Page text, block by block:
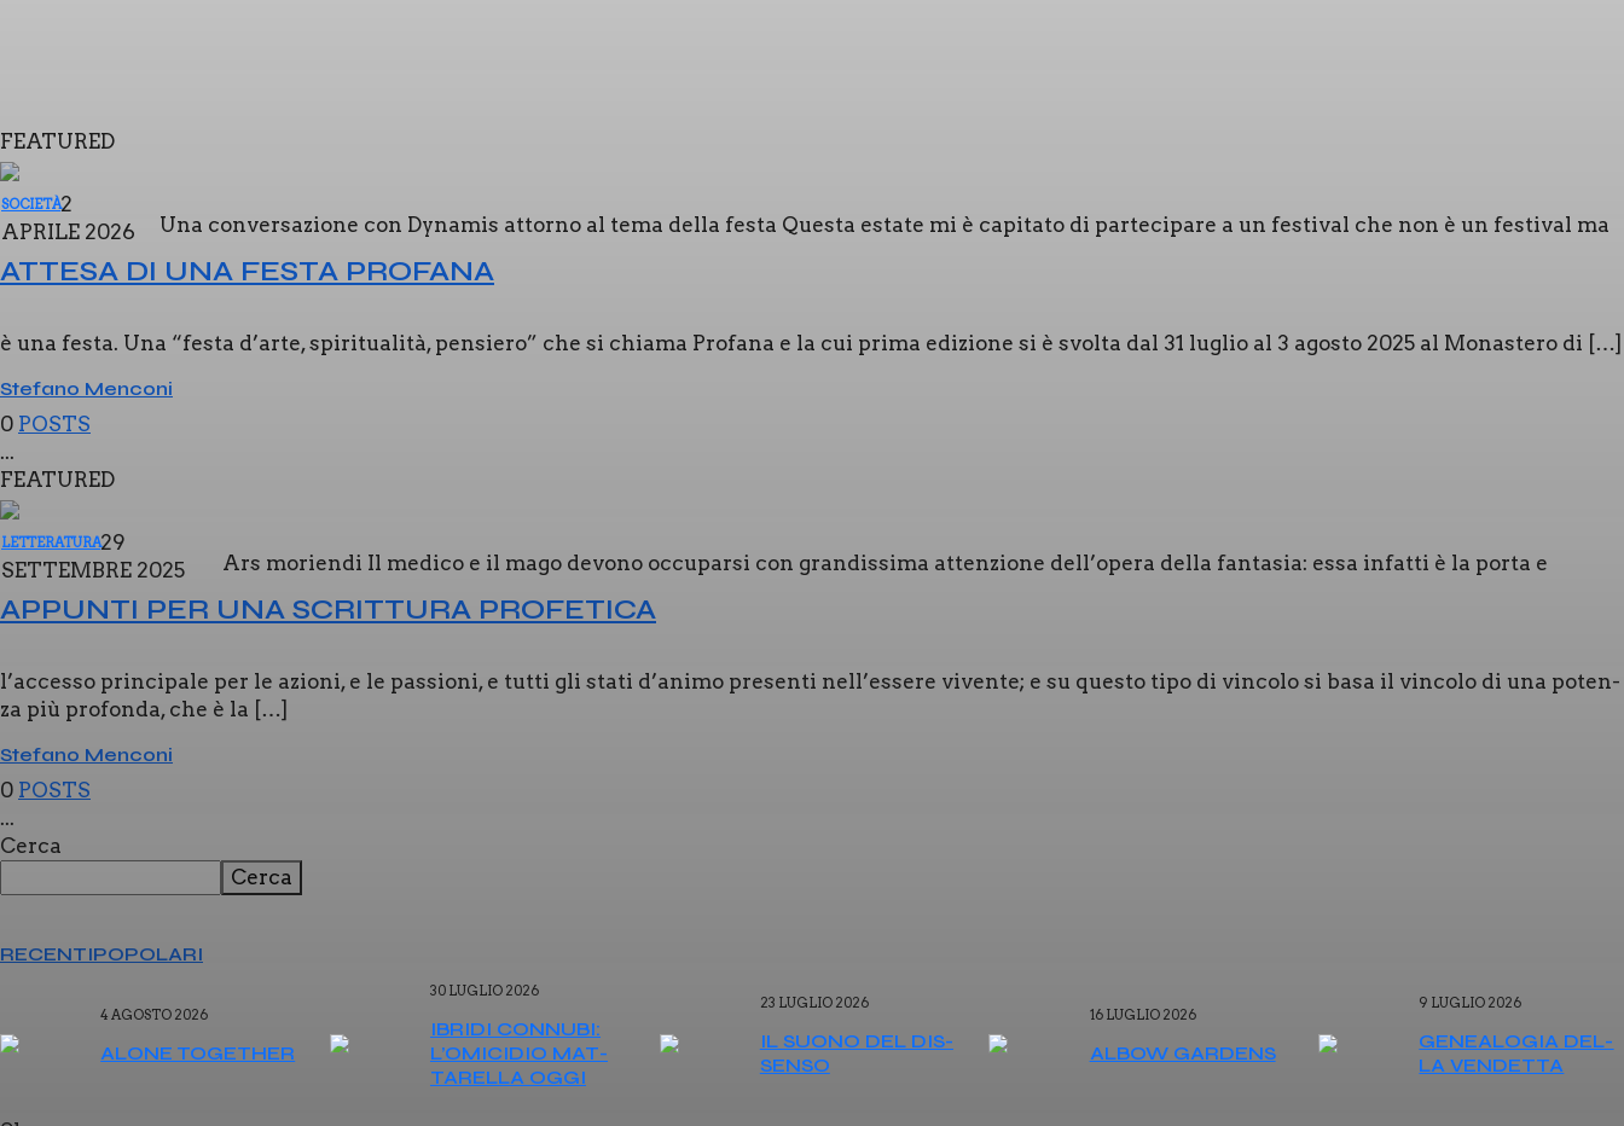
FEATURED
SOCIETÀ2
APRILE 2026
ATTE­SA DI UNA FESTA PRO­FA­NA
Una con­ver­sa­zio­ne con Dyna­mis attor­no al tema del­la festa Que­sta esta­te mi è capi­ta­to di par­te­ci­pa­re a un festi­val che non è un festi­val ma
è una festa. Una “festa d’arte, spi­ri­tua­li­tà, pen­sie­ro” che si chia­ma Pro­fa­na e la cui pri­ma edi­zio­ne si è svol­ta dal 31 luglio al 3 ago­sto 2025 al Mona­ste­ro di […]
Stefano Menconi
0 POSTS
...
FEATURED
LETTERATURA29
SETTEMBRE 2025
APPUN­TI PER UNA SCRIT­TU­RA PRO­FE­TI­CA
Ars morien­di Il medi­co e il mago devo­no occu­par­si con gran­dis­si­ma atten­zio­ne dell’opera del­la fan­ta­sia: essa infat­ti è la por­ta e
l’accesso prin­ci­pa­le per le azio­ni, e le pas­sio­ni, e tut­ti gli sta­ti d’animo pre­sen­ti nell’essere viven­te; e su que­sto tipo di vin­co­lo si basa il vin­co­lo di una poten­
za più pro­fon­da, che è la […]
Stefano Menconi
0 POSTS
...
Cerca
Cerca
RECENTIPOPOLARI
4 AGOSTO 2026
ALO­NE TOGE­THER
30 LUGLIO 2026
IBRI­DI CON­NU­BI:
L’O­MI­CI­DIO MAT­
TA­REL­LA OGGI
23 LUGLIO 2026
IL SUO­NO DEL DIS­
SEN­SO
16 LUGLIO 2026
ALBOW GAR­DENS
9 LUGLIO 2026
GENEA­LO­GIA DEL­
LA VEN­DET­TA